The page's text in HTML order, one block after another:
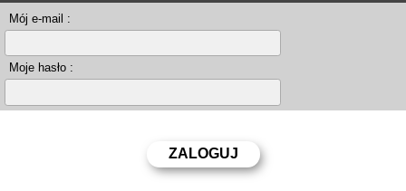
Mój e-mail :
Moje hasło :